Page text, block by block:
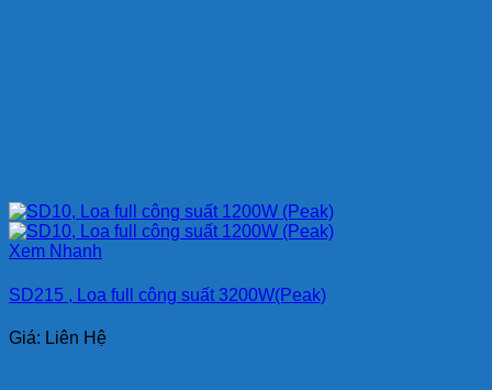
Xem Nhanh
SD215 , Loa full công suất 3200W(Peak)
Giá: Liên Hệ